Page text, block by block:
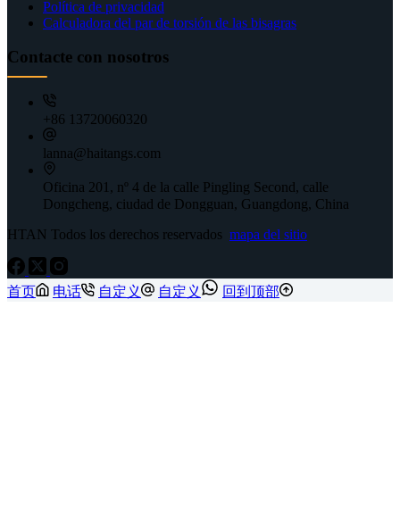
Política de privacidad
Calculadora del par de torsión de las bisagras
Contacte con nosotros
+86 13720060320
lanna@haitangs.com
Oficina 201, nº 4 de la calle Pingling Second, calle
Dongcheng, ciudad de Dongguan, Guangdong, China
HTAN Todos los derechos reservados mapa del sitio
首页 电话 自定义 自定义 回到顶部